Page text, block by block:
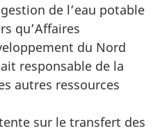
de l’eau potable
qu’Affaires
du Nord
responsable de la
autres ressources
sur le transfert des